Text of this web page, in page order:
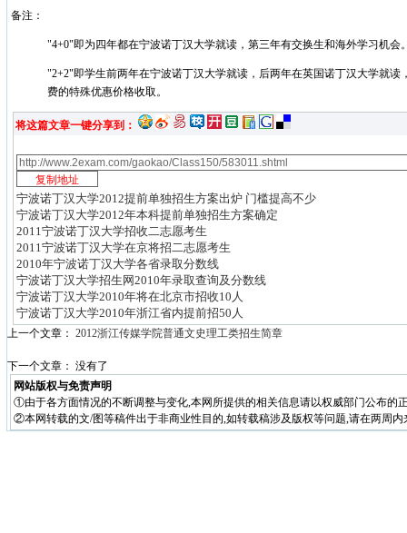
备注：
"4+0"即为四年都在宁波诺丁汉大学就读，第三年有交换生和海外学习机会
"2+2"即学生前两年在宁波诺丁汉大学就读，后两年在英国诺丁汉大学就读
费的特殊优惠价格收取。
将这篇文章一键分享到：
宁波诺丁汉大学2012提前单独招生方案出炉 门槛提高不少
宁波诺丁汉大学2012年本科提前单独招生方案确定
2011宁波诺丁汉大学招收二志愿考生
2011宁波诺丁汉大学在京将招二志愿考生
2010年宁波诺丁汉大学各省录取分数线
宁波诺丁汉大学招生网2010年录取查询及分数线
宁波诺丁汉大学2010年将在北京市招收10人
宁波诺丁汉大学2010年浙江省内提前招50人
上一个文章： 2012浙江传媒学院普通文史理工类招生简章
下一个文章： 没有了
网站版权与免责声明
①由于各方面情况的不断调整与变化,本网所提供的相关信息请以权威部门公布的
②本网转载的文/图等稿件出于非商业性目的,如转载稿涉及版权等问题,请在两周内